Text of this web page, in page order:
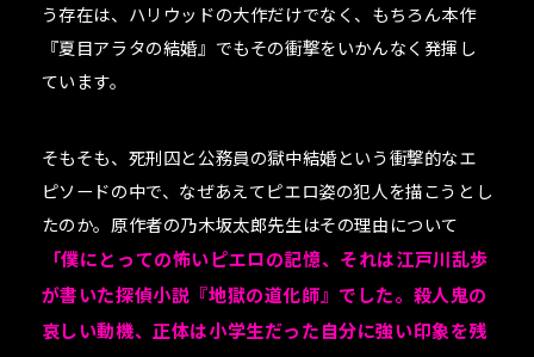
う存在は、ハリウッドの大作だけでなく、もちろん本作
『夏目アラタの結婚』でもその衝撃をいかんなく発揮し
ています。
そもそも、死刑囚と公務員の獄中結婚という衝撃的なエ
ピソードの中で、なぜあえてピエロ姿の犯人を描こうとし
たのか。原作者の乃木坂太郎先生はその理由について
「僕にとっての怖いピエロの記憶、それは江戸川乱歩
が書いた探偵小説『地獄の道化師』でした。殺人鬼の
哀しい動機、正体は小学生だった自分に強い印象を残